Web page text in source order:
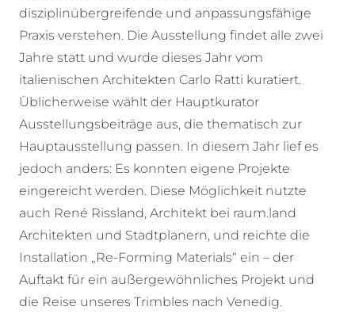
disziplinübergreifende und anpassungsfähige
Praxis verstehen. Die Ausstellung findet alle zwei
Jahre statt und wurde dieses Jahr vom
italienischen Architekten Carlo Ratti kuratiert.
Üblicherweise wählt der Hauptkurator
Ausstellungsbeiträge aus, die thematisch zur
Hauptausstellung passen. In diesem Jahr lief es
jedoch anders: Es konnten eigene Projekte
eingereicht werden. Diese Möglichkeit nutzte
auch René Rissland, Architekt bei raum.land
Architekten und Stadtplanern, und reichte die
Installation „Re-Forming Materials“ ein – der
Auftakt für ein außergewöhnliches Projekt und
die Reise unseres Trimbles nach Venedig.